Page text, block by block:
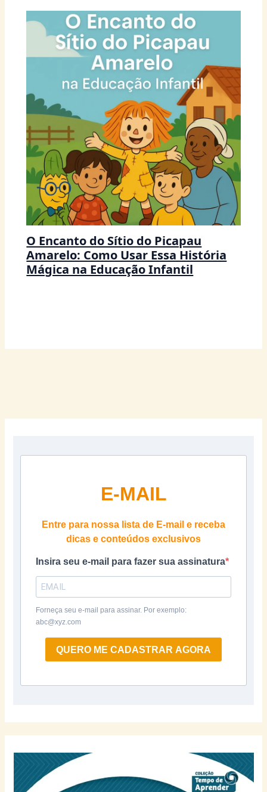
O Encanto do Sítio do Picapau
Amarelo: Como Usar Essa História
Mágica na Educação Infantil
E-MAIL
Entre para nossa lista de E-mail e receba
dicas e conteúdos exclusivos
Insira seu e-mail para fazer sua assinatura
Forneça seu e-mail para assinar. Por exemplo:
abc@xyz.com
QUERO ME CADASTRAR AGORA